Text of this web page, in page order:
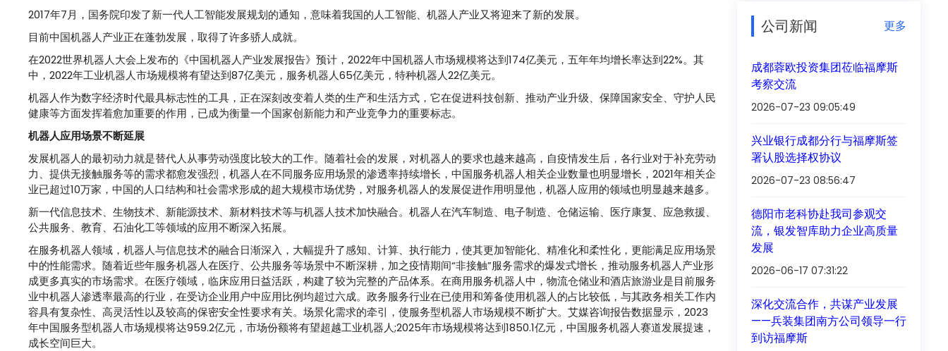
2017年7月，国务院印发了新一代人工智能发展规划的通知，意味着我国的人工智能、机器人产业又将迎来了新的发展。
目前中国机器人产业正在蓬勃发展，取得了许多骄人成就。
在2022世界机器人大会上发布的《中国机器人产业发展报告》预计，2022年中国机器人市场规模将达到174亿美元，五年年均增长率达到22%。其
中，2022年工业机器人市场规模将有望达到87亿美元，服务机器人65亿美元，特种机器人22亿美元。
机器人作为数字经济时代最具标志性的工具，正在深刻改变着人类的生产和生活方式，它在促进科技创新、推动产业升级、保障国家安全、守护人民
健康等方面发挥着愈加重要的作用，已成为衡量一个国家创新能力和产业竞争力的重要标志。
机器人应用场景不断延展
发展机器人的最初动力就是替代人从事劳动强度比较大的工作。随着社会的发展，对机器人的要求也越来越高，自疫情发生后，各行业对于补充劳动
力、提供无接触服务等的需求都愈发强烈，机器人在不同服务应用场景的渗透率持续增长，中国服务机器人相关企业数量也明显增长，2021年相关企
业已超过10万家，中国的人口结构和社会需求形成的超大规模市场优势，对服务机器人的发展促进作用明显他，机器人应用的领域也明显越来越多。
新一代信息技术、生物技术、新能源技术、新材料技术等与机器人技术加快融合。机器人在汽车制造、电子制造、仓储运输、医疗康复、应急救援、
公共服务、教育、石油化工等领域的应用不断深入拓展。
在服务机器人领域，机器人与信息技术的融合日渐深入，大幅提升了感知、计算、执行能力，使其更加智能化、精准化和柔性化，更能满足应用场景
中的性能需求。随着近些年服务机器人在医疗、公共服务等场景中不断深耕，加之疫情期间“非接触”服务需求的爆发式增长，推动服务机器人产业形
成更多真实的市场需求。在医疗领域，临床应用日益活跃，构建了较为完整的产品体系。在商用服务机器人中，物流仓储业和酒店旅游业是目前服务
业中机器人渗透率最高的行业，在受访企业用户中应用比例均超过六成。政务服务行业在已使用和筹备使用机器人的占比较低，与其政务相关工作内
容具有复杂性、高灵活性以及较高的保密安全性要求有关。场景化需求的牵引，使服务型机器人市场规模不断扩大。艾媒咨询报告数据显示，2023
年中国服务型机器人市场规模将达959.2亿元，市场份额将有望超越工业机器人;2025年市场规模将达到1850.1亿元，中国服务机器人赛道发展提速，
成长空间巨大。
公司新闻 更多
成都蓉欧投资集团莅临福摩斯
考察交流
2026-07-23 09:05:49
兴业银行成都分行与福摩斯签
署认股选择权协议
2026-07-23 08:56:47
德阳市老科协赴我司参观交
流，银发智库助力企业高质量
发展
2026-06-17 07:31:22
深化交流合作，共谋产业发展
——兵装集团南方公司领导一行
到访福摩斯